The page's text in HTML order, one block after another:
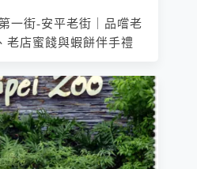
一街-安平老街｜品嚐老
老店蜜餞與蝦餅伴手禮